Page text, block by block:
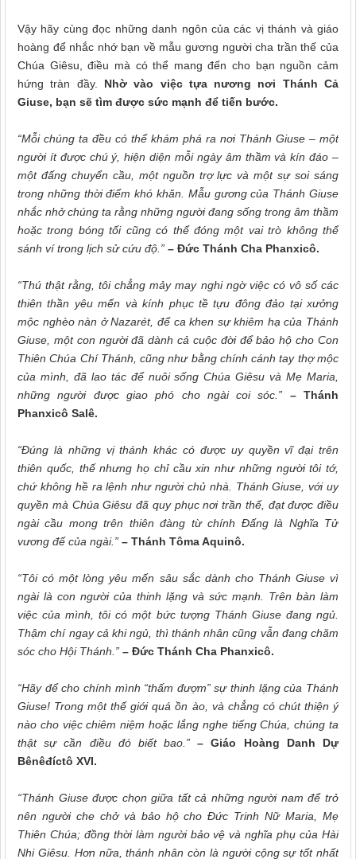
Vậy hãy cùng đọc những danh ngôn của các vị thánh và giáo
hoàng để nhắc nhớ bạn về mẫu gương người cha trần thế của
Chúa Giêsu, điều mà có thể mang đến cho bạn nguồn cảm
hứng tràn đầy. Nhờ vào việc tựa nương nơi Thánh Cả
Giuse, bạn sẽ tìm được sức mạnh để tiến bước.
“Mỗi chúng ta đều có thể khám phá ra nơi Thánh Giuse – một
người ít được chú ý, hiện diện mỗi ngày âm thầm và kín đáo –
một đấng chuyển cầu, một nguồn trợ lực và một sự soi sáng
trong những thời điểm khó khăn. Mẫu gương của Thánh Giuse
nhắc nhở chúng ta rằng những người đang sống trong âm thầm
hoặc trong bóng tối cũng có thể đóng một vai trò không thể
sánh ví trong lịch sử cứu độ.” – Đức Thánh Cha Phanxicô.
“Thú thật rằng, tôi chẳng mảy may nghi ngờ việc có vô số các
thiên thần yêu mến và kính phục tề tựu đông đảo tại xưởng
mộc nghèo nàn ở Nazarét, để ca khen sự khiêm hạ của Thánh
Giuse, một con người đã dành cả cuộc đời để bảo hộ cho Con
Thiên Chúa Chí Thánh, cũng như bằng chính cánh tay thợ mộc
của mình, đã lao tác để nuôi sống Chúa Giêsu và Mẹ Maria,
những người được giao phó cho ngài coi sóc.”
– Thánh
Phanxicô Salê.
“Đúng là những vị thánh khác có được uy quyền vĩ đại trên
thiên quốc, thế nhưng họ chỉ cầu xin như những người tôi tớ,
chứ không hề ra lệnh như người chủ nhà. Thánh Giuse, với uy
quyền mà Chúa Giêsu đã quy phục nơi trần thế, đạt được điều
ngài cầu mong trên thiên đàng từ chính Đấng là Nghĩa Tử
vương đế của ngài.” – Thánh Tôma Aquinô.
“Tôi có một lòng yêu mến sâu sắc dành cho Thánh Giuse vì
ngài là con người của thinh lặng và sức mạnh. Trên bàn làm
việc của mình, tôi có một bức tượng Thánh Giuse đang ngủ.
Thậm chí ngay cả khi ngủ, thì thánh nhân cũng vẫn đang chăm
sóc cho Hội Thánh.” – Đức Thánh Cha Phanxicô.
“Hãy để cho chính mình “thấm đượm” sự thinh lặng của Thánh
Giuse! Trong một thế giới quá ồn ào, và chẳng có chút thiện ý
nào cho việc chiêm niệm hoặc lắng nghe tiếng Chúa, chúng ta
thật sự cần điều đó biết bao.” – Giáo Hoàng Danh Dự
Bênêđíctô XVI.
“Thánh Giuse được chọn giữa tất cả những người nam để trở
nên người che chở và bảo hộ cho Đức Trinh Nữ Maria, Mẹ
Thiên Chúa; đồng thời làm người bảo vệ và nghĩa phụ của Hài
Nhi Giêsu. Hơn nữa, thánh nhân còn là người cộng sự tốt nhất